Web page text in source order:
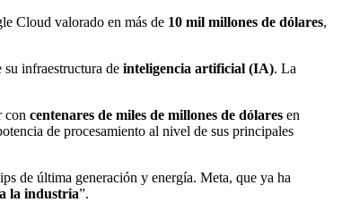
Cloud valorado en más de 10 mil millones de dólares,
su infraestructura de inteligencia artificial (IA). La
con centenares de miles de millones de dólares en
de procesamiento al nivel de sus principales
de última generación y energía. Meta, que ya ha
la industria”.